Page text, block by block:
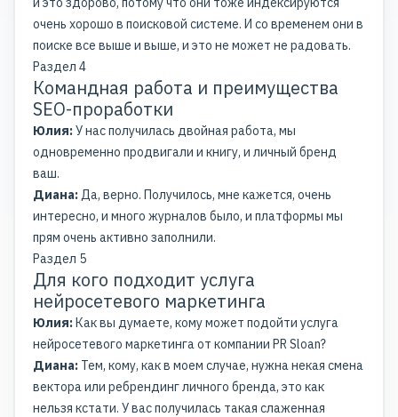
очень хорошо в поисковой системе. И со временем они в
поиске все выше и выше, и это не может не радовать.
Раздел 4
Командная работа и преимущества
SEO-проработки
Юлия:У нас получилась двойная работа, мы
одновременно продвигали и книгу, и личный бренд
ваш.
Диана:Да, верно. Получилось, мне кажется, очень
интересно, и много журналов было, и платформы мы
прям очень активно заполнили.
Раздел 5
Для кого подходит услуга
нейросетевого маркетинга
Юлия:Как вы думаете, кому может подойти услуга
нейросетевого маркетинга от компании PR Sloan?
Диана: Тем, кому, как в моем случае, нужна некая смена
вектора или ребрендинг личного бренда, это как
нельзя кстати. У вас получилась такая слаженная